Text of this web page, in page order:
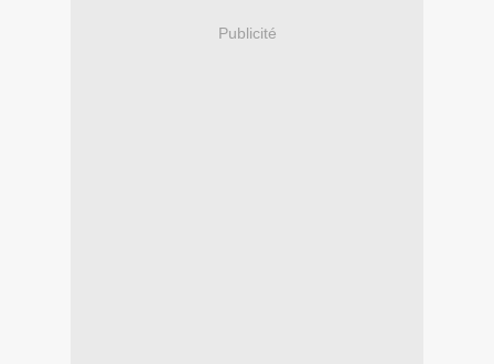
Publicité